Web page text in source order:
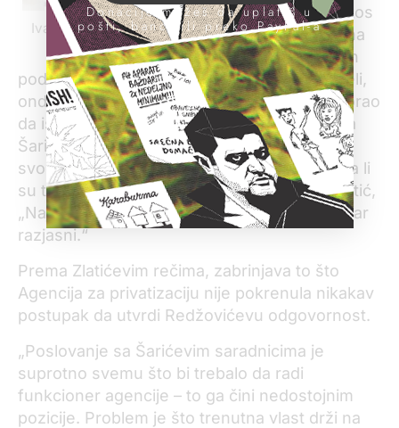
Ivan Zlatić (foto: S. Dojčinović)
odbora, uprkos
tome što je na
nju imenovan
pod sumnjivim okolnostima. Ako to zaista želi,
onda je kao član nadzornog odbora prvo morao
da ispita kako su i zašto sklopljeni poslovi sa
Šarićevim saradnicima i kako i zašto je bez
svog znanja imenovan u nadzorni odbor, i da li
su te dve stvari u nekoj vezi“, objašnjava Zlatić,
„Najviše je u njegovom interesu da se ta stvar
razjasni.“
Prema Zlatićevim rečima, zabrinjava to što
Agencija za privatizaciju nije pokrenula nikakav
postupak da utvrdi Redžovićevu odgovornost.
„Poslovanje sa Šarićevim saradnicima je
suprotno svemu što bi trebalo da radi
funkcioner agencije – to ga čini nedostojnim
pozicije. Problem je što trenutna vlast drži na
Donacije možeš da uplatiš u
pošti, banci ili preko PayPal-a